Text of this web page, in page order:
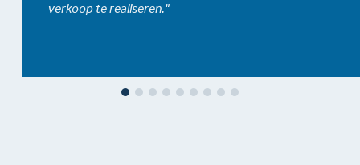
verkoop te realiseren.